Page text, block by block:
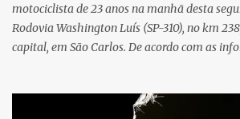
motociclista de 23 anos na manhã desta
Rodovia Washington Luís (SP-310), no km
capital, em São Carlos. De acordo com as
veículo, o trânsito estava lento e